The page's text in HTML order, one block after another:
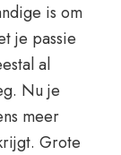
is om
je passie
al
Nu je
meer
Grote